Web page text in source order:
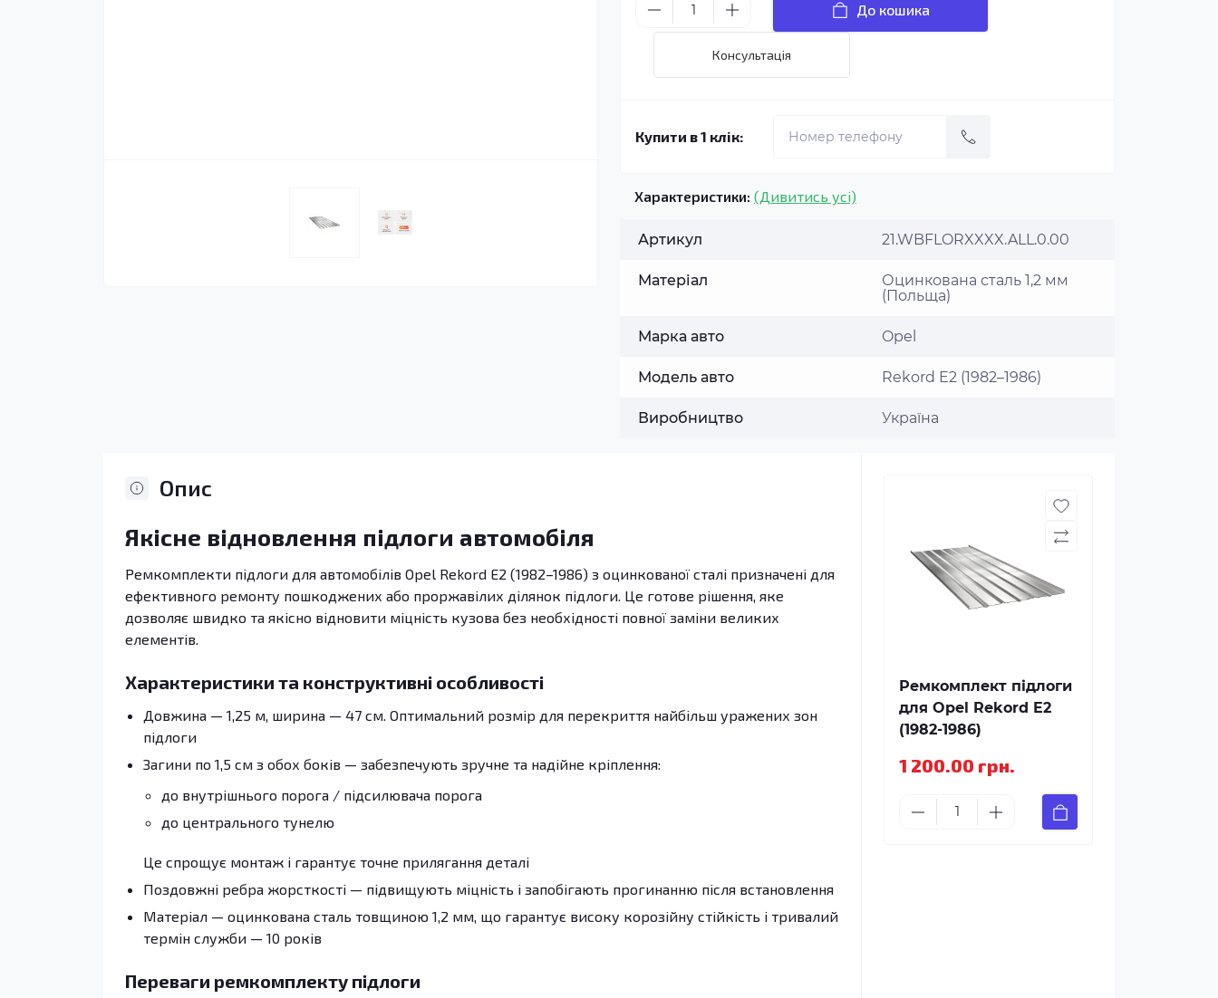
До кошика
Консультація
Купити в 1 клік:
Характеристики: (Дивитись усі)
Артикул 21.WBFLORXXXX.ALL.0.00
Матеріал
Оцинкована сталь 1,2 мм
(Польща)
Марка авто Opel
Модель авто Rekord E2 (1982–1986)
Виробництво Україна
Опис
Якісне відновлення підлоги автомобіля
Ремкомплекти підлоги для автомобілів Opel Rekord E2 (1982–1986) з оцинкованої сталі призначені для
ефективного ремонту пошкоджених або проржавілих ділянок підлоги. Це готове рішення, яке
дозволяє швидко та якісно відновити міцність кузова без необхідності повної заміни великих
елементів.
Характеристики та конструктивні особливості
Довжина — 1,25 м, ширина — 47 см. Оптимальний розмір для перекриття найбільш уражених зон
підлоги
Загини по 1,5 см з обох боків — забезпечують зручне та надійне кріплення:
до внутрішнього порога / підсилювача порога
до центрального тунелю
Це спрощує монтаж і гарантує точне прилягання деталі
Поздовжні ребра жорсткості — підвищують міцність і запобігають прогинанню після встановлення
Матеріал — оцинкована сталь товщиною 1,2 мм, що гарантує високу корозійну стійкість і тривалий
термін служби — 10 років
Переваги ремкомплекту підлоги
Ремкомплект підлоги
для Opel Rekord E2
(1982-1986)
1 200.00 грн.